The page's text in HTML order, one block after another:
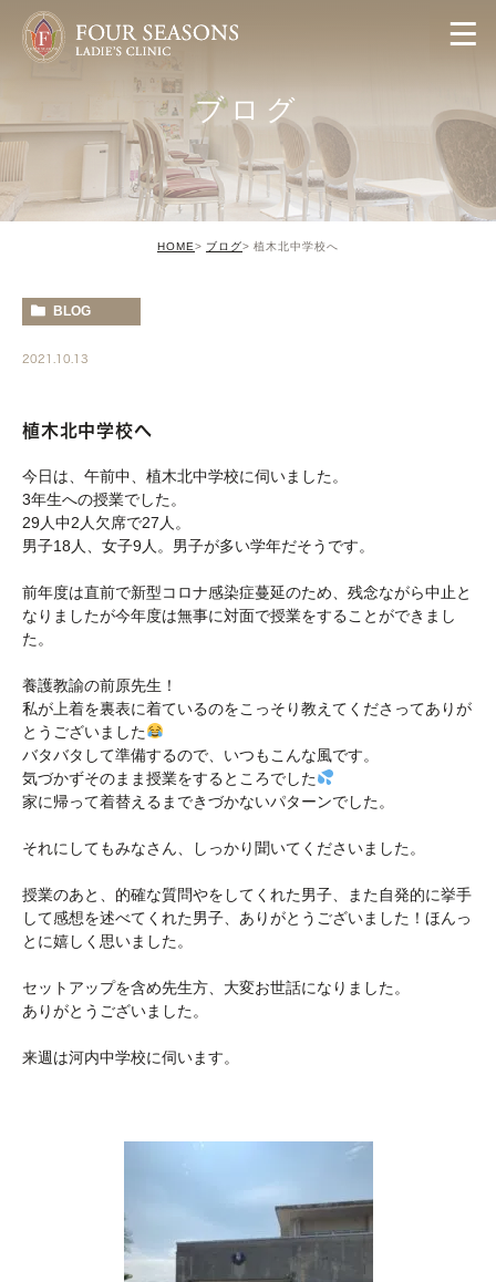
ブログ
HOME ブログ 植木北中学校へ
BLOG
2021.10.13
植木北中学校へ
今日は、午前中、植木北中学校に伺いました。
3年生への授業でした。
29人中2人欠席で27人。
男子18人、女子9人。男子が多い学年だそうです。
前年度は直前で新型コロナ感染症蔓延のため、残念ながら中止と
なりましたが今年度は無事に対面で授業をすることができまし
た。
養護教諭の前原先生！
私が上着を裏表に着ているのをこっそり教えてくださってありが
とうございました
バタバタして準備するので、いつもこんな風です。
気づかずそのまま授業をするところでした
家に帰って着替えるまできづかないパターンでした。
それにしてもみなさん、しっかり聞いてくださいました。
授業のあと、的確な質問やをしてくれた男子、また自発的に挙手
して感想を述べてくれた男子、ありがとうございました！ほんっ
とに嬉しく思いました。
セットアップを含め先生方、大変お世話になりました。
ありがとうございました。
来週は河内中学校に伺います。